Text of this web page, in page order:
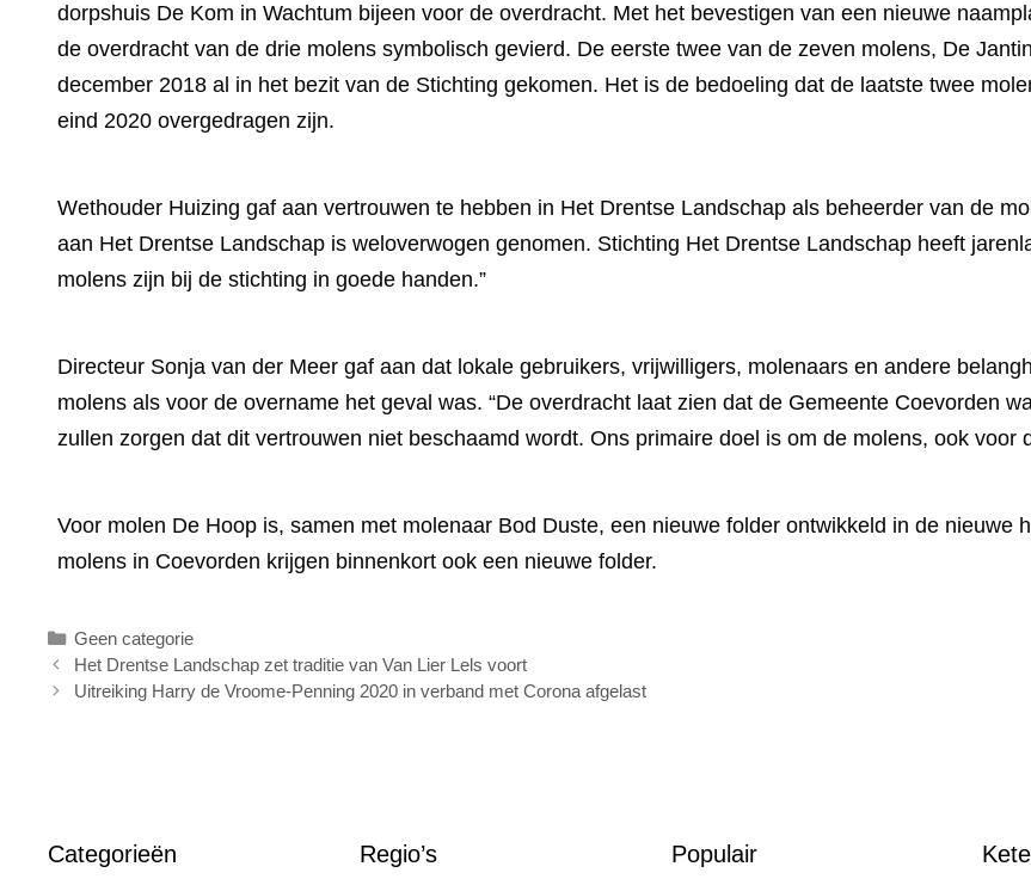
dorpshuis De Kom in Wachtum bijeen voor de overdracht. Met het bevestigen van een nieuwe
de overdracht van de drie molens symbolisch gevierd. De eerste twee van de zeven molens, De
december 2018 al in het bezit van de Stichting gekomen. Het is de bedoeling dat de laatste twee
eind 2020 overgedragen zijn.
Wethouder Huizing gaf aan vertrouwen te hebben in Het Drentse Landschap als beheerder van de
aan Het Drentse Landschap is weloverwogen genomen. Stichting Het Drentse Landschap heeft
molens zijn bij de stichting in goede handen.”
Directeur Sonja van der Meer gaf aan dat lokale gebruikers, vrijwilligers, molenaars en andere
molens als voor de overname het geval was. “De overdracht laat zien dat de Gemeente Coevorden
zullen zorgen dat dit vertrouwen niet beschaamd wordt. Ons primaire doel is om de molens, ook voor
Voor molen De Hoop is, samen met molenaar Bod Duste, een nieuwe folder ontwikkeld in de nieuwe
molens in Coevorden krijgen binnenkort ook een nieuwe folder.
Categorieën
Geen categorie
Het Drentse Landschap zet traditie van Van Lier Lels voort
Uitreiking Harry de Vroome-Penning 2020 in verband met Corona afgelast
Categorieën Regio’s Populair